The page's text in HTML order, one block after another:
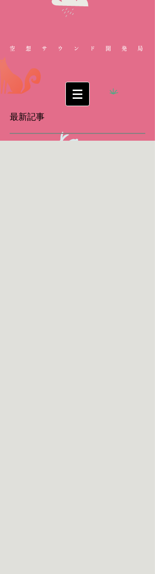
空想サウンド開発局
最新記事